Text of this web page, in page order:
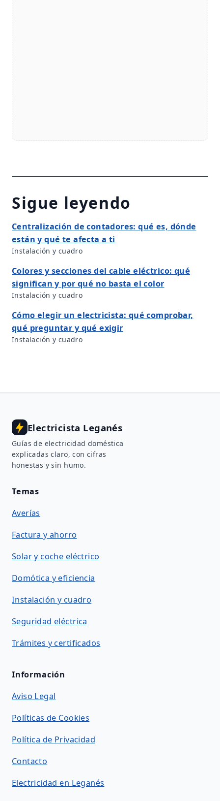
Sigue leyendo
Centralización de contadores: qué es, dónde
están y qué te afecta a ti
Instalación y cuadro
Colores y secciones del cable eléctrico: qué
significan y por qué no basta el color
Instalación y cuadro
Cómo elegir un electricista: qué comprobar,
qué preguntar y qué exigir
Instalación y cuadro
Electricista Leganés
Guías de electricidad doméstica
explicadas claro, con cifras
honestas y sin humo.
Temas
Averías
Factura y ahorro
Solar y coche eléctrico
Domótica y eficiencia
Instalación y cuadro
Seguridad eléctrica
Trámites y certificados
Información
Aviso Legal
Políticas de Cookies
Política de Privacidad
Contacto
Electricidad en Leganés